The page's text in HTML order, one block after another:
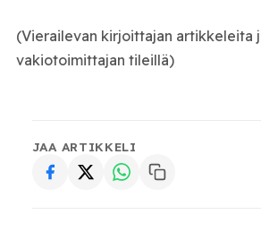
(Vierailevan kirjoittajan artikkeleita
vakiotoimittajan tileillä)
JAA ARTIKKELI